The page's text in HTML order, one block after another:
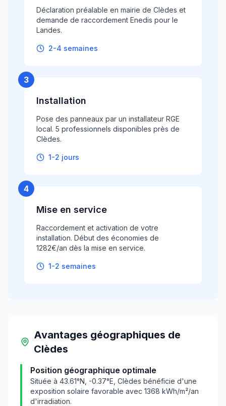
Déclaration préalable en mairie de Clèdes et
demande de raccordement Enedis pour le
Landes.
2-4 semaines
3
Installation
Pose des panneaux par un installateur RGE
local. 5 professionnels disponibles près de
Clèdes.
1-2 jours
4
Mise en service
Raccordement et activation de votre
installation. Début des économies de
1282€/an dès la mise en service.
1-2 semaines
Avantages géographiques de
Clèdes
Position géographique optimale
Située à 43.61°N, -0.37°E, Clèdes bénéficie d'une
exposition solaire favorable avec 1368 kWh/m²/an
d'irradiation.